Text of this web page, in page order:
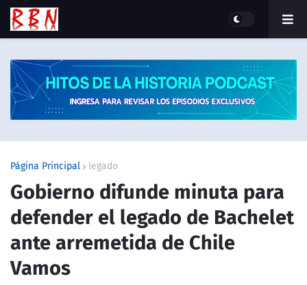
Página Principal legado
Gobierno difunde minuta para
defender el legado de Bachelet
ante arremetida de Chile
Vamos